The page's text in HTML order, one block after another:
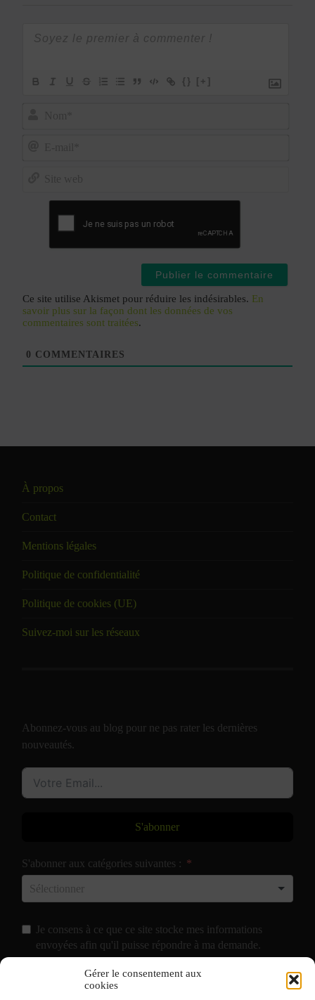
Gérer le consentement aux
cookies
{} [+]
Ce site utilise Akismet pour réduire les indésirables. En
savoir plus sur la façon dont les données de vos
commentaires sont traitées.
0 COMMENTAIRES
À propos
Contact
Mentions légales
Politique de confidentialité
Politique de cookies (UE)
Suivez-moi sur les réseaux
Abonnez-vous au blog pour ne pas rater les dernières
nouveautés.
S'abonner
S'abonner aux catégories suivantes :
Je consens à ce que ce site stocke mes informations
envoyées afin qu'il puisse répondre à ma demande.
J'accepte de recevoir vos e-mails et confirme avoir pris